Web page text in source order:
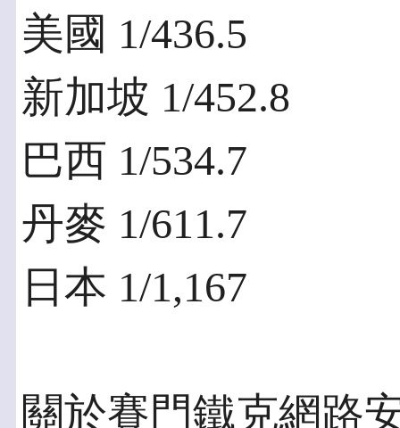
美國 1/436.5
新加坡 1/452.8
巴西 1/534.7
丹麥 1/611.7
日本 1/1,167
關於賽門鐵克網路